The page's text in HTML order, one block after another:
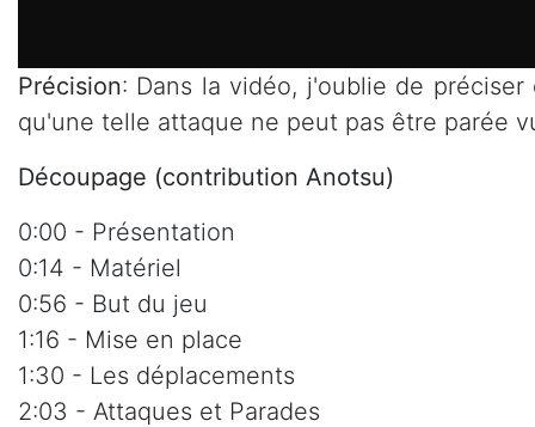
Précision: Dans la vidéo, j'oublie de
qu'une telle attaque ne peut pas être parée
Découpage (contribution Anotsu)
0:00 - Présentation
0:14 - Matériel
0:56 - But du jeu
1:16 - Mise en place
1:30 - Les déplacements
2:03 - Attaques et Parades